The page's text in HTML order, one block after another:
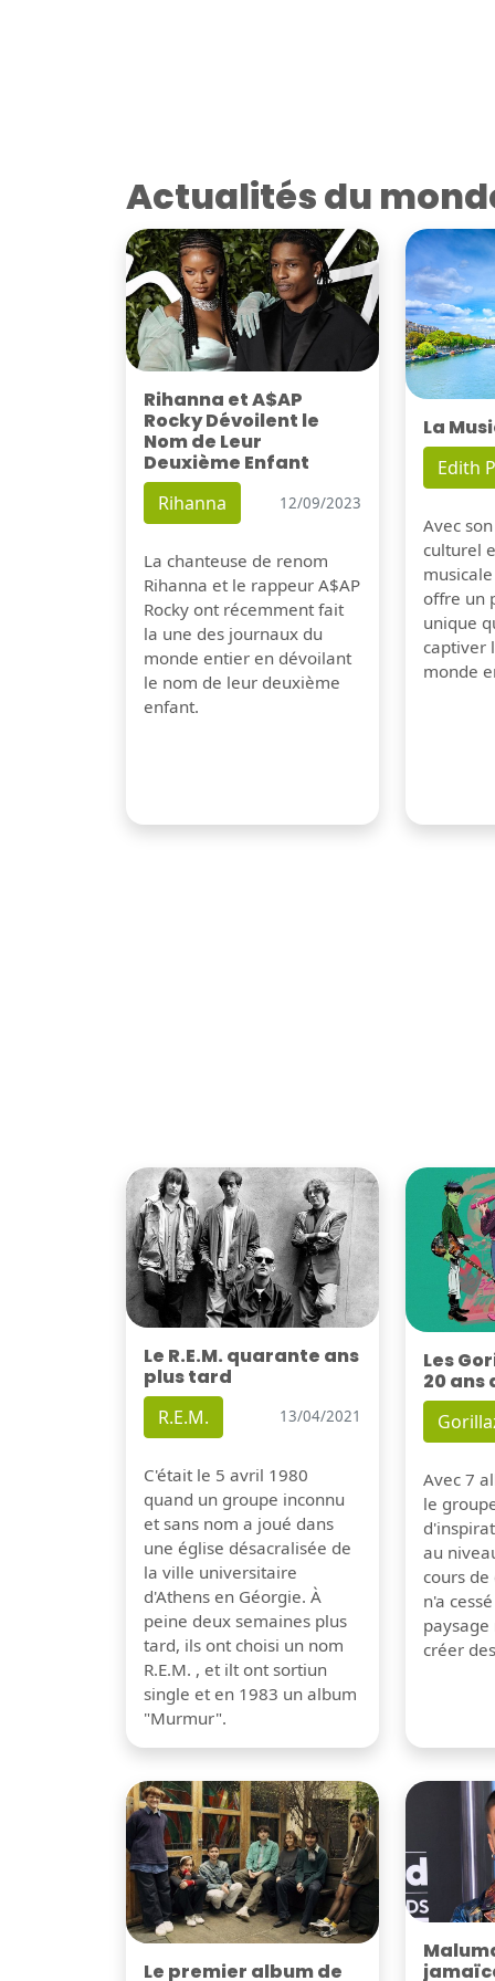
Actualités du
Rihanna et A$AP
Rocky Dévoilent le
Nom de Leur
Deuxième Enfant
Rihanna 12/09/2023
La chanteuse de renom
Rihanna et le rappeur A$AP
Rocky ont récemment fait
la une des journaux du
monde entier en dévoilant
le nom de leur deuxième
enfant.
La
Edith
Avec
culturel
offre un
unique
captiver
monde
Le R.E.M. quarante ans
plus tard
R.E.M. 13/04/2021
C'était le 5 avril 1980
quand un groupe inconnu
et sans nom a joué dans
une église désacralisée de
la ville universitaire
d'Athens en Géorgie. À
peine deux semaines plus
tard, ils ont choisi un nom
R.E.M. , et ilt ont sortiun
single et en 1983 un album
"Murmur".
Les
20
Avec 7
le
au
cours de
n'a
paysage
créer
Le premier album de